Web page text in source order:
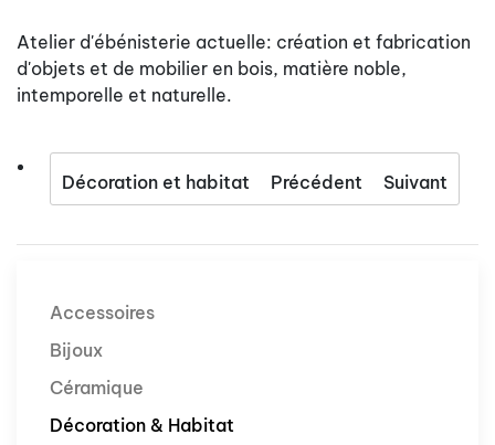
Atelier d'ébénisterie actuelle: création et fabrication
d'objets et de mobilier en bois, matière noble,
intemporelle et naturelle.
Décoration et habitat Précédent Suivant
Accessoires
Bijoux
Céramique
Décoration & Habitat